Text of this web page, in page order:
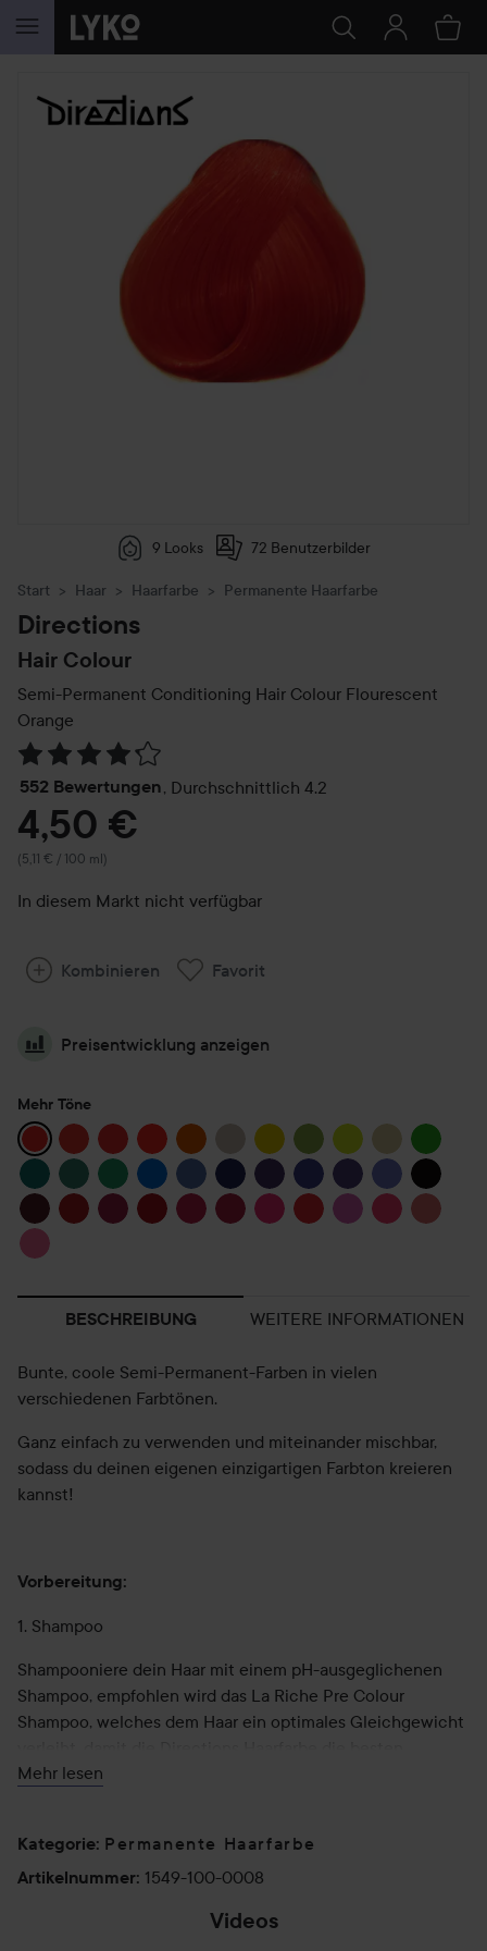
WEITER ZU INHALT
9 Looks 72 Benutzerbilder
Start Haar Haarfarbe Permanente Haarfarbe
Directions
Hair Colour
Semi-Permanent Conditioning Hair Colour Flourescent
Orange
552 Bewertungen, Durchschnittlich 4.2
Weiter zu Reviews & Kommentare
4,50 €
(5,11 € / 100 ml)
In diesem Markt nicht verfügbar
Kombinieren Favorit
Preisentwicklung anzeigen
Mehr Töne
BESCHREIBUNG WEITERE INFORMATIONEN
Bunte, coole Semi-Permanent-Farben in vielen
verschiedenen Farbtönen.
Ganz einfach zu verwenden und miteinander mischbar,
sodass du deinen eigenen einzigartigen Farbton kreieren
kannst!
Vorbereitung:
1. Shampoo
Shampooniere dein Haar mit einem pH-ausgeglichenen
Shampoo, empfohlen wird das La Riche Pre Colour
Shampoo, welches dem Haar ein optimales Gleichgewicht
Ergebnisse erzielen kann.
für koloriertes Haar entwickelt, um sicherzustellen, dass
die Farbe optimal zur Geltung kommt.
Das Haar wird weich und geschmeidig und erhält einen
Mehr lesen
Kategorie: Permanente Haarfarbe
Artikelnummer: 1549-100-0008
Videos